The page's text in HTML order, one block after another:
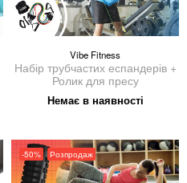
Vibe Fitness
Набір трубчастих еспандерів +
Ролик для пресу
Немає в наявності
-50% Розпродаж